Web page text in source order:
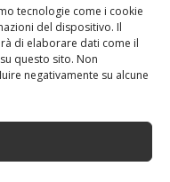
tecnologie come i cookie
del dispositivo. Il
di elaborare dati come il
questo sito. Non
negativamente su alcune
l'anno dell'auto
controllare e
foto del sistema
il sistema radio
per